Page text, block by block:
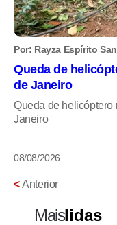
Por: Rayza Espírito
Queda de
de Janeiro
Queda de helicóptero
Janeiro
08/08/2026
<Anterior
Maislidas